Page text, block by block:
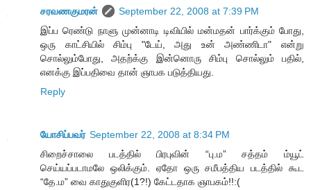
சரவணகுமரன்
September 22, 2008 at 7:39 PM
இப்ப ரெண்டு நாளு முன்னாடி டிவியில் மன்மதன் பார்க்கும் போது,
ஒரு காட்சியில் சிம்பு "டேய், அது உன் அண்ணிடா" என்று
சொல்லும்போது, அதற்க்கு இன்னொரு சிம்பு சொல்லும் பதில்,
எனக்கு இப்பதிவை தான் ஞாபக படுத்தியது.
Reply
யோசிப்பவர் September 22, 2008 at 8:34 PM
சிறைச்சாலை படத்தில் பிரபுவின் “பு.ம” சத்தம் ம்யூட்
செய்யப்படாமலே ஒலிக்கும். ஏதோ ஒரு சமீபத்திய படத்தில் கூட
“தே.ம” வை காதுகுளிர(1?!) கேட்டதாக ஞாபகம்!!:(